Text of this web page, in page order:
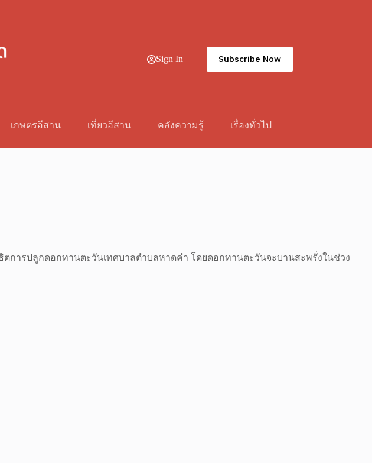
Sign In Subscribe Now
เกษตรอีสาน เที่ยวอีสาน คลังความรู้ เรื่องทั่วไป
การปลูกดอกทานตะวันเทศบาลตำบลหาดคำ โดยดอกทานตะวันจะบานสะพรั่งในช่วง